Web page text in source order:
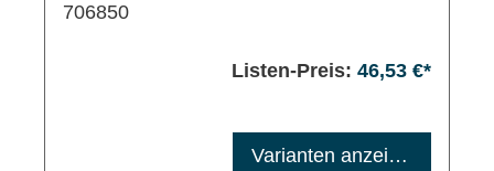
706850
Listen-Preis: 46,53 €*
Maximale Bestellmenge: 1200
Varianten anzeigen